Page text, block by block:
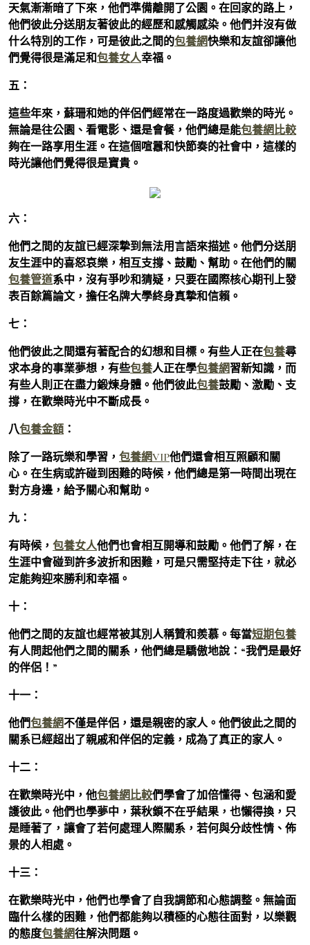
天氣漸漸暗了下來，他們準備離開了公園。在回家的路上，
他們彼此分送朋友著彼此的經歷和感觸感染。他們并沒有做
什么特別的工作，可是彼此之間的包養網快樂和友誼卻讓他
們覺得很是滿足和包養女人幸福。
五：
這些年來，蘇珊和她的伴侶們經常在一路度過歡樂的時光。
無論是往公園、看電影、還是會餐，他們總是能包養網比較
夠在一路享用生涯。在這個喧囂和快節奏的社會中，這樣的
時光讓他們覺得很是寶貴。
六：
他們之間的友誼已經深摯到無法用言語來描述。他們分送朋
友生涯中的喜怒哀樂，相互支撐、鼓勵、幫助。在他們的關
包養管道系中，沒有爭吵和猜疑，只要在國際核心期刊上發
表百餘篇論文，擔任名牌大學終身真摯和信賴。
七：
他們彼此之間還有著配合的幻想和目標。有些人正在包養尋
求本身的事業夢想，有些包養人正在學包養網習新知識，而
有些人則正在盡力鍛煉身體。他們彼此包養鼓勵、激勵、支
撐，在歡樂時光中不斷成長。
八包養金額 ：
除了一路玩樂和學習， 包養網VIP他們還會相互照顧和關
心。在生病或許碰到困難的時候，他們總是第一時間出現在
對方身邊，給予關心和幫助。
九：
有時候， 包養女人他們也會相互開導和鼓勵。他們了解，在
生涯中會碰到許多波折和困難，可是只需堅持走下往，就必
定能夠迎來勝利和幸福。
十：
他們之間的友誼也經常被其別人稱贊和羨慕。每當短期包養
有人問起他們之間的關系，他們總是驕傲地說：“我們是最好
的伴侶！”
十一：
他們包養網不僅是伴侶，還是親密的家人。他們彼此之間的
關系已經超出了親戚和伴侶的定義，成為了真正的家人。
十二：
在歡樂時光中，他包養網比較們學會了加倍懂得、包涵和愛
護彼此。他們也學夢中，葉秋鎖不在乎結果，也懶得換，只
是睡著了，讓會了若何處理人際關系，若何與分歧性情、佈
景的人相處。
十三：
在歡樂時光中，他們也學會了自我調節和心態調整。無論面
臨什么樣的困難，他們都能夠以積極的心態往面對，以樂觀
的態度包養網往解決問題。